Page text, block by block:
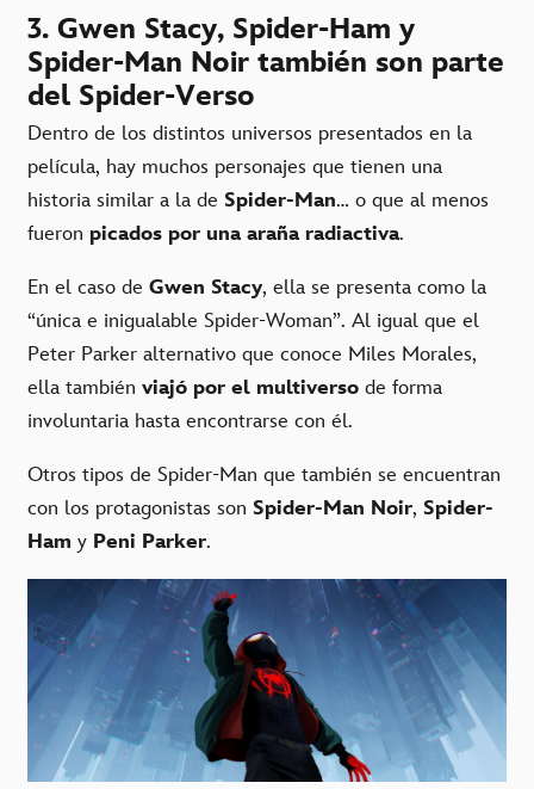
3. Gwen Stacy, Spider-Ham y
Spider-Man Noir también son parte
del Spider-Verso
Dentro de los distintos universos presentados en la
película, hay muchos personajes que tienen una
historia similar a la de Spider-Man… o que al menos
fueron picados por una araña radiactiva.
En el caso de Gwen Stacy, ella se presenta como la
“única e inigualable Spider-Woman”. Al igual que el
Peter Parker alternativo que conoce Miles Morales,
ella también viajó por el multiverso de forma
involuntaria hasta encontrarse con él.
Otros tipos de Spider-Man que también se encuentran
con los protagonistas son Spider-Man Noir, Spider-
Ham y Peni Parker.